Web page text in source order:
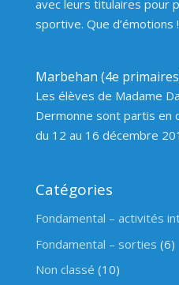
avec leurs titulaires pour
sportive. Que d’émotions !
Marbehan (4e
Les élèves de Madame
Dermonne sont partis en
du 12 au 16 décembre
Catégories
Fondamental – activités
Fondamental – sorties (6)
Non classé (10)